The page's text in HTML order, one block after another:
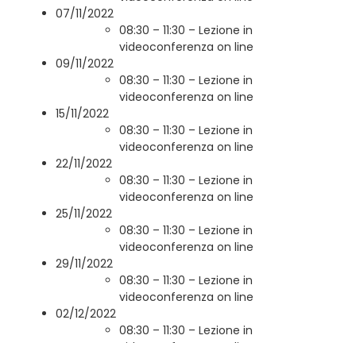
07/11/2022
08:30 – 11:30 – Lezione in
videoconferenza on line
09/11/2022
08:30 – 11:30 – Lezione in
videoconferenza on line
15/11/2022
08:30 – 11:30 – Lezione in
videoconferenza on line
22/11/2022
08:30 – 11:30 – Lezione in
videoconferenza on line
25/11/2022
08:30 – 11:30 – Lezione in
videoconferenza on line
29/11/2022
08:30 – 11:30 – Lezione in
videoconferenza on line
02/12/2022
08:30 – 11:30 – Lezione in